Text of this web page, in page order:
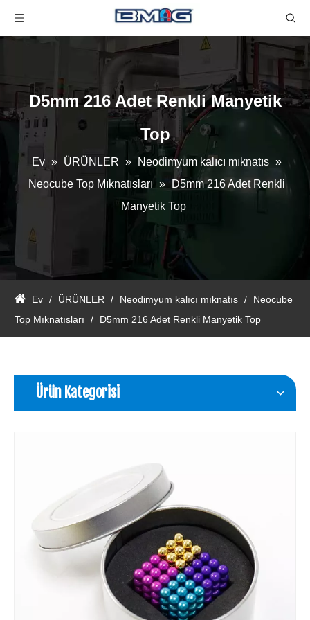
D5mm 216 Adet Renkli Manyetik
Top
Ev » ÜRÜNLER » Neodimyum kalıcı mıknatıs »
Neocube Top Mıknatısları »
D5mm 216 Adet Renkli
Manyetik Top
Ev / ÜRÜNLER / Neodimyum kalıcı mıknatıs /
Neocube
Top Mıknatısları
/ D5mm 216 Adet Renkli Manyetik Top
Ürün Kategorisi